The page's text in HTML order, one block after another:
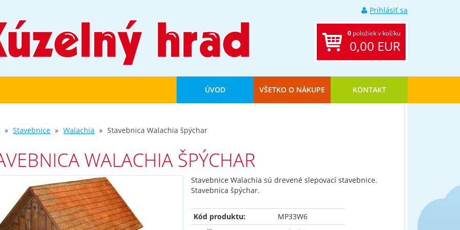
Prihlásiť sa
0 položiek v košíku
0,00 EUR
ÚVOD VŠETKO O NÁKUPE KONTAKT
Stavebnice Walachia Stavebnica Walachia špýchar
WALACHIA ŠPÝCHAR
Stavebnice Walachia sú drevené slepovací stavebnice.
Stavebnica špýchar.
Kód produktu:
MP33W6